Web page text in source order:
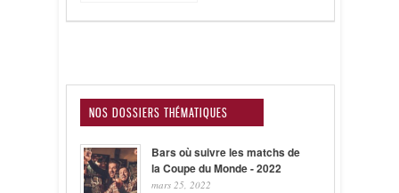
NOS DOSSIERS THÉMATIQUES
Bars où suivre les matchs de
la Coupe du Monde - 2022
mars 25, 2022